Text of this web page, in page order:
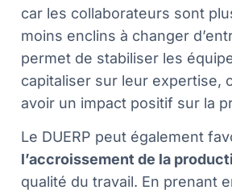
car les collaborateurs sont
moins enclins à changer
permet de stabiliser les
capitaliser sur leur expertise,
avoir un impact positif sur la
Le DUERP peut également
l’accroissement de la
qualité du travail. En prenant